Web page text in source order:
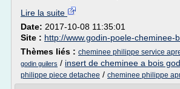
Lire la suite
Date: 2017-10-08 11:35:01
Site : http://www.godin-poele-cheminee-
Thèmes liés : cheminee philippe service
godin guilers / insert de cheminee a bois
philippe piece detachee / cheminee philippe